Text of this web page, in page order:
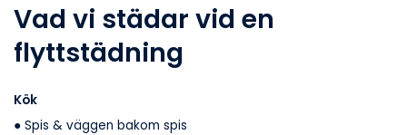
Vad vi städar vid en
flyttstädning
Kök
● Spis & väggen bakom spis